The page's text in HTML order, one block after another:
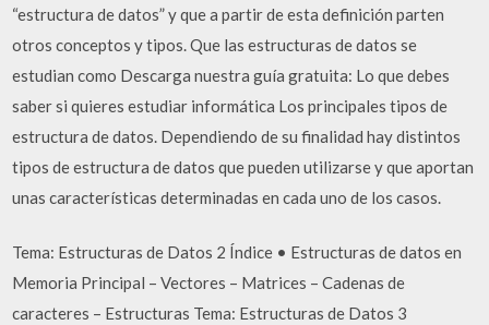
“estructura de datos” y que a partir de esta definición parten
otros conceptos y tipos. Que las estructuras de datos se
estudian como Descarga nuestra guía gratuita: Lo que debes
saber si quieres estudiar informática Los principales tipos de
estructura de datos. Dependiendo de su finalidad hay distintos
tipos de estructura de datos que pueden utilizarse y que aportan
unas características determinadas en cada uno de los casos.
Tema: Estructuras de Datos 2 Índice • Estructuras de datos en
Memoria Principal – Vectores – Matrices – Cadenas de
caracteres – Estructuras Tema: Estructuras de Datos 3